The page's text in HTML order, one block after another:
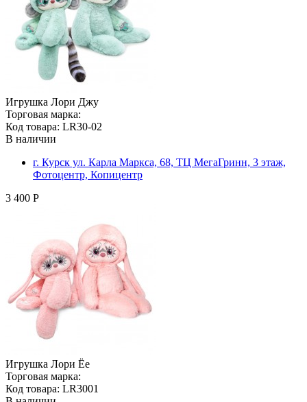
Игрушка Лори Джу
Торговая марка:
Код товара: LR30-02
В наличии
г. Курск ул. Карла Маркса, 68, ТЦ МегаГринн, 3 этаж,
Фотоцентр, Копицентр
3 400 Р
Игрушка Лори Ёе
Торговая марка:
Код товара: LR3001